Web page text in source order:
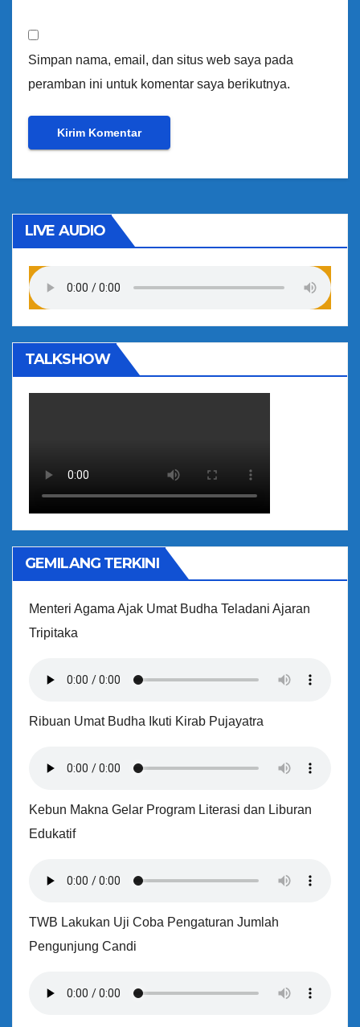
Simpan nama, email, dan situs web saya pada
peramban ini untuk komentar saya berikutnya.
LIVE AUDIO
TALKSHOW
GEMILANG TERKINI
Menteri Agama Ajak Umat Budha Teladani Ajaran
Tripitaka
Ribuan Umat Budha Ikuti Kirab Pujayatra
Kebun Makna Gelar Program Literasi dan Liburan
Edukatif
TWB Lakukan Uji Coba Pengaturan Jumlah
Pengunjung Candi